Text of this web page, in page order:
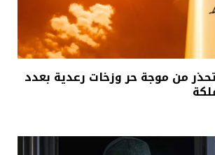
تحذر من موجة حر وزخات رعدية بعدد